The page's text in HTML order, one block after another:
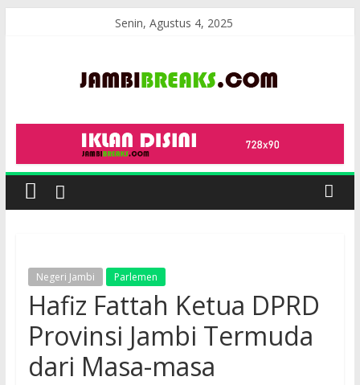
Senin, Agustus 4, 2025
JambiBreaks
Negeri Jambi Parlemen
Hafiz Fattah Ketua DPRD
Provinsi Jambi Termuda
dari Masa-masa